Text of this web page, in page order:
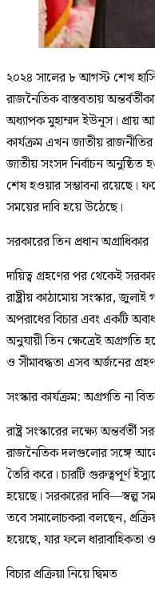
২০২৪ সালের ৮ আগস্ট শেখ
রাজনৈতিক বাস্তবতায়
অধ্যাপক মুহাম্মদ ইউনূস। প্রায়
কার্যক্রম এখন জাতীয়
জাতীয় সংসদ নির্বাচন অনুষ্ঠিত
শেষ হওয়ার সম্ভাবনা রয়েছে।
সময়ের দাবি হয়ে উঠেছে।
সরকারের তিন প্রধান অগ্রাধিকার
দায়িত্ব গ্রহণের পর থেকেই
রাষ্ট্রীয় কাঠামোয় সংস্কার,
অপরাধের বিচার এবং একটি
অনুযায়ী তিন ক্ষেত্রেই অগ্রগতি
ও সীমাবদ্ধতা এসব অর্জনের
সংস্কার কার্যক্রম: অগ্রগতি না
রাষ্ট্র সংস্কারের লক্ষ্যে
রাজনৈতিক দলগুলোর সঙ্গে
তৈরি করে। চারটি গুরুত্বপূর্ণ
হয়েছে। সরকারের দাবি—স্বল্প
তবে সমালোচকরা বলছেন,
হয়েছে, যার ফলে ধারাবাহিকতা
বিচার প্রক্রিয়া নিয়ে দ্বিমত